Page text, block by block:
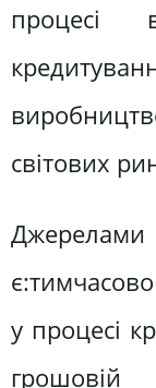
процесі
світових
у процесі